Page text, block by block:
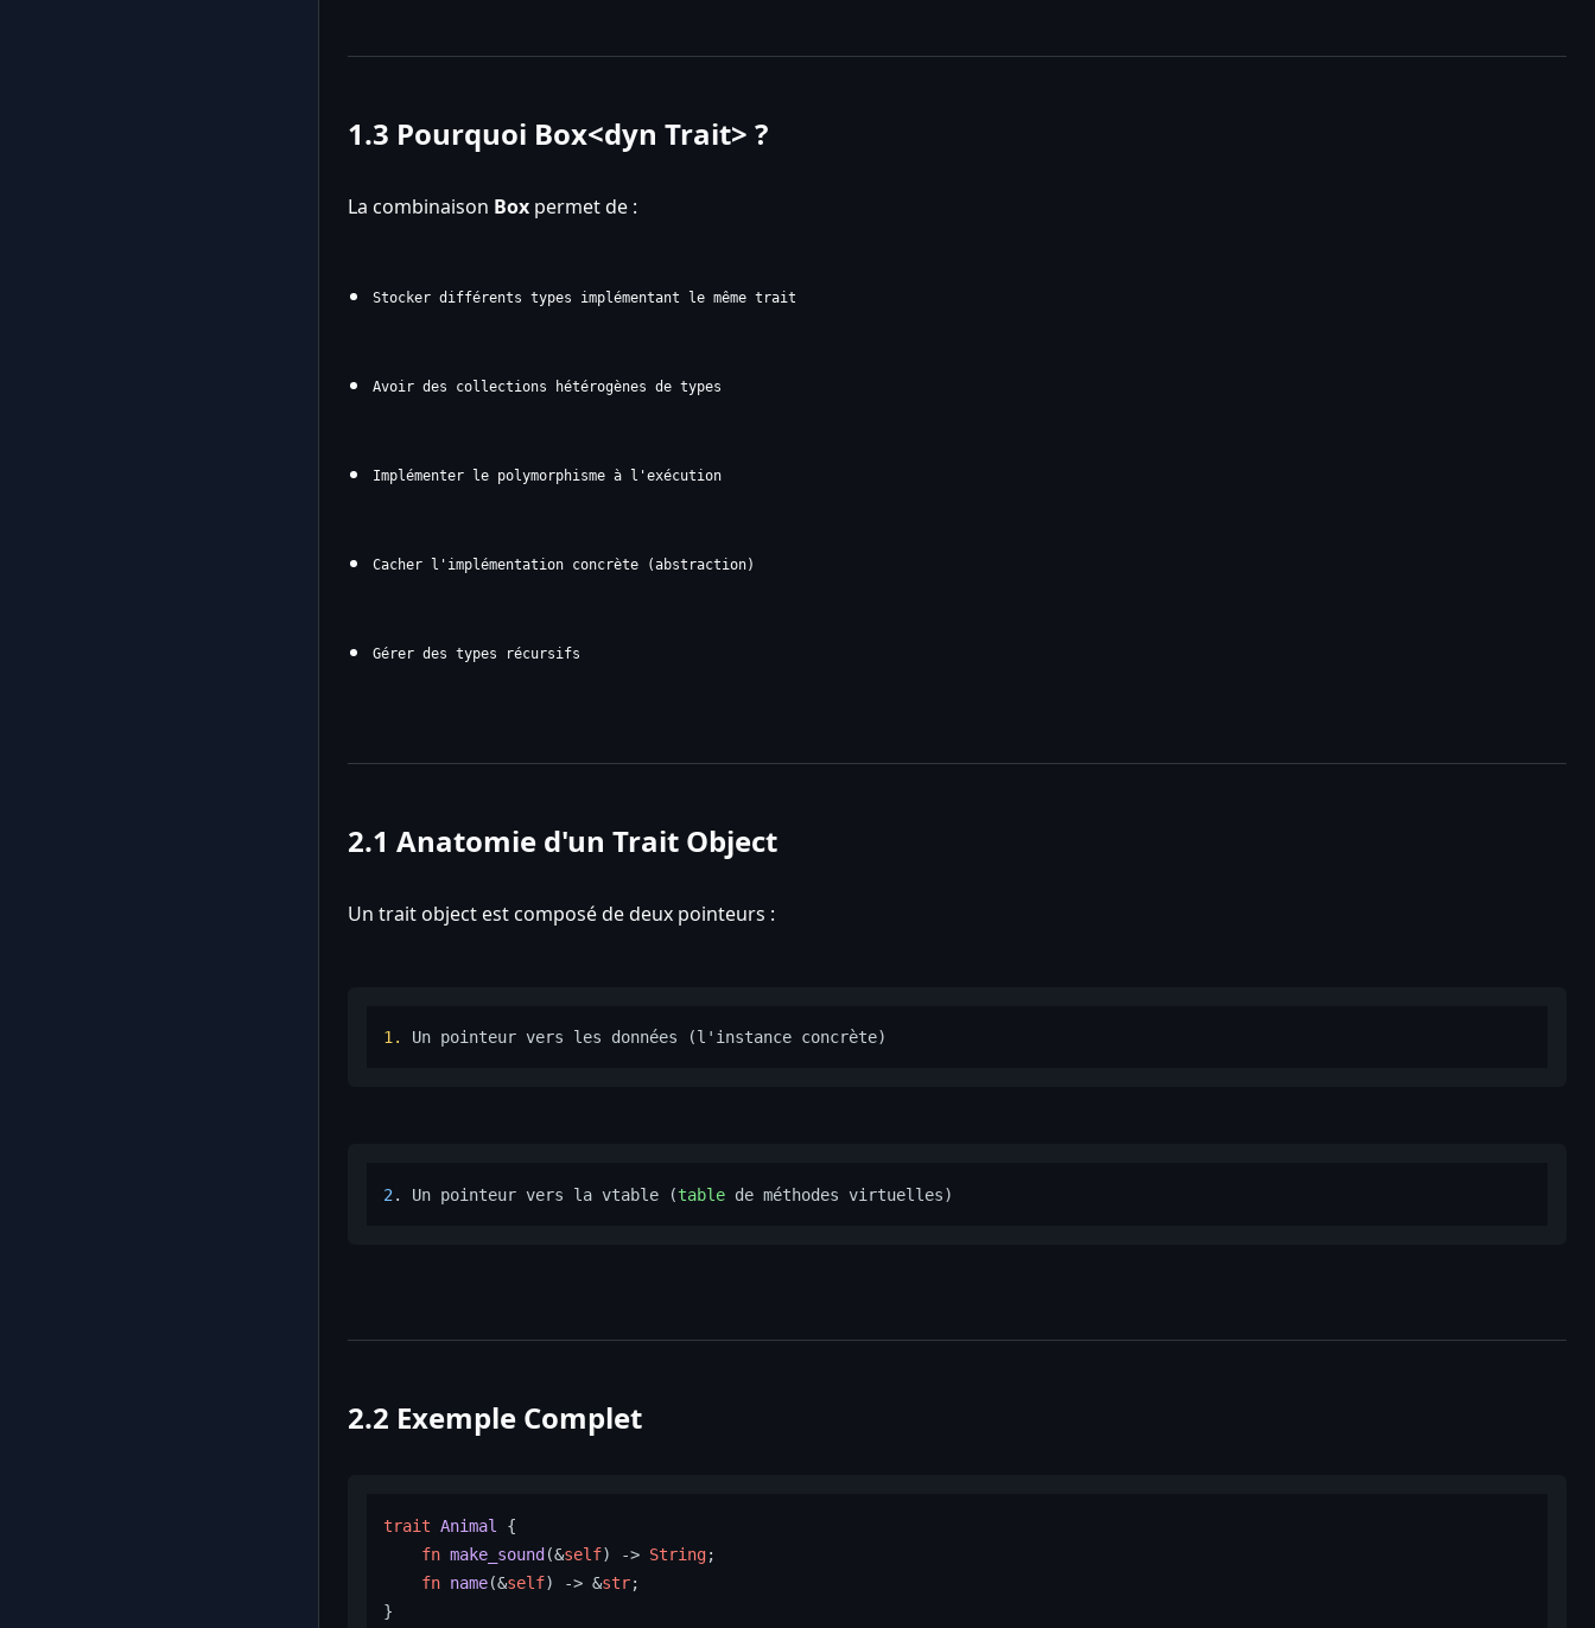
1.3 Pourquoi Box<dyn Trait> ?
La combinaison Boxpermet de :
Stocker différents types implémentant le même trait
Avoir des collections hétérogènes de types
Implémenter le polymorphisme à l'exécution
Cacher l'implémentation concrète (abstraction)
Gérer des types récursifs
2.1 Anatomie d'un Trait Object
Un trait object est composé de deux pointeurs :
1.
2 . Un pointeur vers la vtable (table
2.2 Exemple Complet
trait Animal
{
fn make_sound(&self) -> String;
fn name(&self) -> &str;